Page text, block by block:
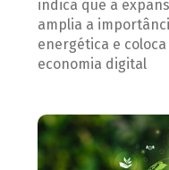
indica que a
amplia a
energética e
economia digital